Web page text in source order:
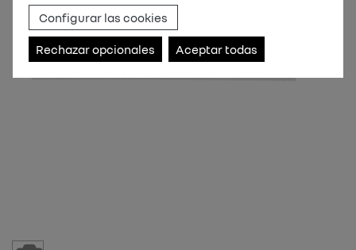
Configurar las cookies
Rechazar opcionales Aceptar todas